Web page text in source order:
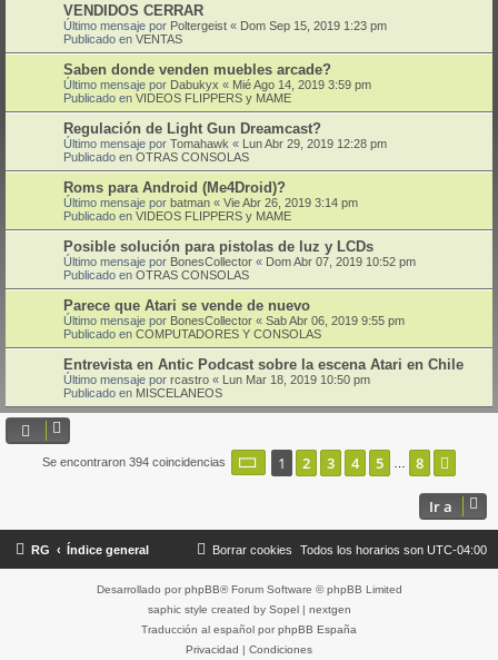
VENDIDOS CERRAR
Último mensaje por Poltergeist « Dom Sep 15, 2019 1:23 pm
Publicado en VENTAS
Saben donde venden muebles arcade?
Último mensaje por Dabukyx « Mié Ago 14, 2019 3:59 pm
Publicado en VIDEOS FLIPPERS y MAME
Regulación de Light Gun Dreamcast?
Último mensaje por Tomahawk « Lun Abr 29, 2019 12:28 pm
Publicado en OTRAS CONSOLAS
Roms para Android (Me4Droid)?
Último mensaje por batman « Vie Abr 26, 2019 3:14 pm
Publicado en VIDEOS FLIPPERS y MAME
Posible solución para pistolas de luz y LCDs
Último mensaje por BonesCollector « Dom Abr 07, 2019 10:52 pm
Publicado en OTRAS CONSOLAS
Parece que Atari se vende de nuevo
Último mensaje por BonesCollector « Sab Abr 06, 2019 9:55 pm
Publicado en COMPUTADORES Y CONSOLAS
Entrevista en Antic Podcast sobre la escena Atari en Chile
Último mensaje por rcastro « Lun Mar 18, 2019 10:50 pm
Publicado en MISCELANEOS
Se encontraron 394 coincidencias Página de
1 2 3 4 5 8
Ir a
RG Índice general Todos los horarios son UTC-04:00
Borrar cookies
Desarrollado por phpBB® Forum Software © phpBB Limited
saphic style created by Sopel| nextgen
Traducción al español por phpBB España
Privacidad | Condiciones